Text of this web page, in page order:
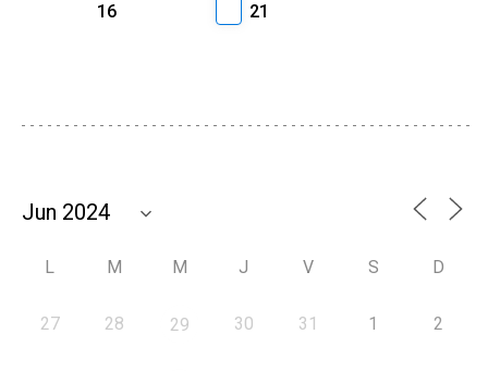
16
21
L M M J V S D
27 28 29 30 31 1 2